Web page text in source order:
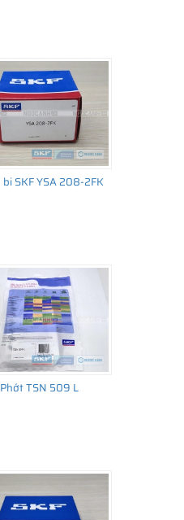
SKF YSA 208-2FK
Phớt TSN 509 L